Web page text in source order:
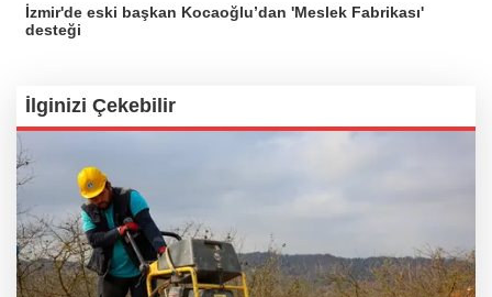
İzmir'de eski başkan Kocaoğlu’dan 'Meslek Fabrikası'
desteği
İlginizi Çekebilir